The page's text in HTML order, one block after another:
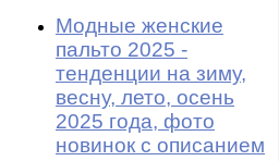
Модные женские
пальто 2025 -
тенденции на зиму,
весну, лето, осень
2025 года, фото
новинок с описанием